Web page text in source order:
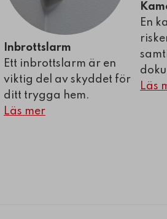
Inbrottslarm
Ett inbrottslarm är en
viktig del av skyddet för
ditt trygga hem.
Läs mer
En
Läs